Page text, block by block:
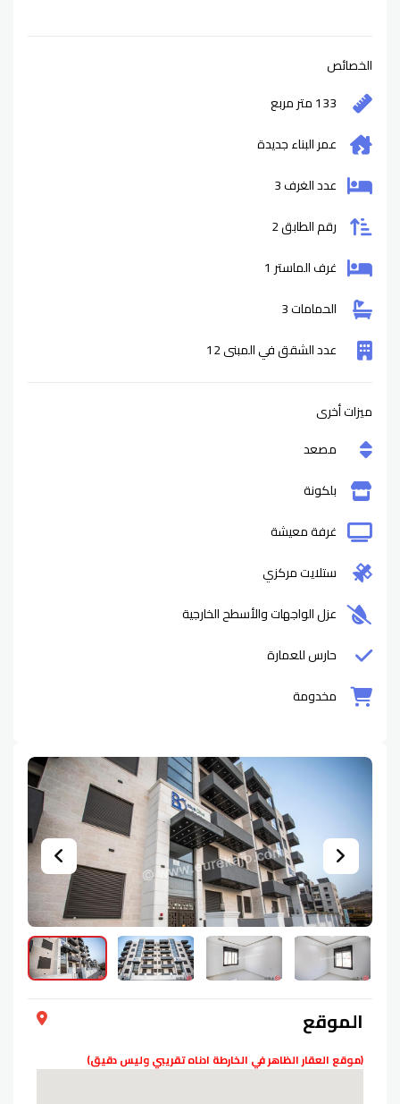
الموقع
(موقع العقار الظاهر في الخارطة ادناه تقريبي وليس دقيق)
الخصائص
133 متر مربع
عمر البناءجديدة
عدد الغرف 3
رقم الطابق 2
غرف الماستر 1
الحمامات 3
عدد الشقق في المبنى 12
ميزات أخرى
مصعد
بلكونة
غرفة معيشة
ستلايت مركزي
عزل الواجهات والأسطح الخارجية
حارس للعمارة
مخدومة